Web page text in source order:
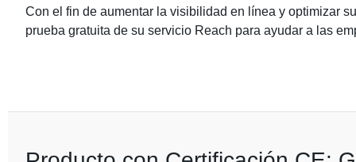
Con el fin de aumentar la visibilidad en línea y optimizar
prueba gratuita de su servicio Reach para ayudar a las